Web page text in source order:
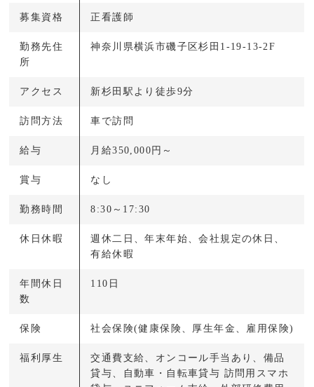
募集資格 正看護師
勤務先住
所
神奈川県横浜市磯子区杉田1-19-13-2F
アクセス 新杉田駅より徒歩9分
訪問方法 車で訪問
給与 月給350,000円～
賞与 なし
勤務時間 8:30～17:30
休日休暇
週休二日、年末年始、会社規定の休日、
有給休暇
年間休日
数
110日
保険 社会保険(健康保険、厚生年金、雇用保険)
福利厚生
交通費支給、オンコール手当あり、備品
貸与、自動車・自転車貸与 訪問用スマホ